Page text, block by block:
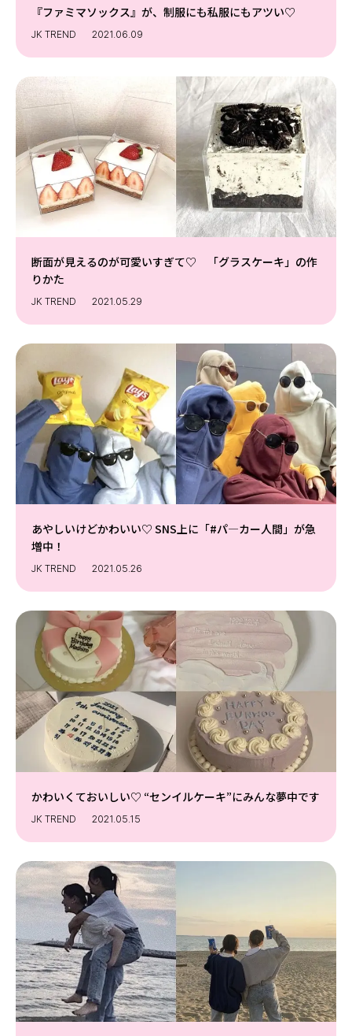
『ファミマソックス』が、制服にも私服にもアツい♡
JK TREND 2021.06.09
断面が見えるのが可愛いすぎて♡ 「グラスケーキ」の作
りかた
JK TREND 2021.05.29
あやしいけどかわいい♡ SNS上に「#パ―カー人間」が急
増中！
JK TREND 2021.05.26
かわいくておいしい♡ “センイルケーキ”にみんな夢中です
JK TREND 2021.05.15